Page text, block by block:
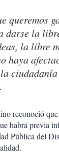
queremos
darse la
la libre
haya
reconoció
habrá previa
Pública del